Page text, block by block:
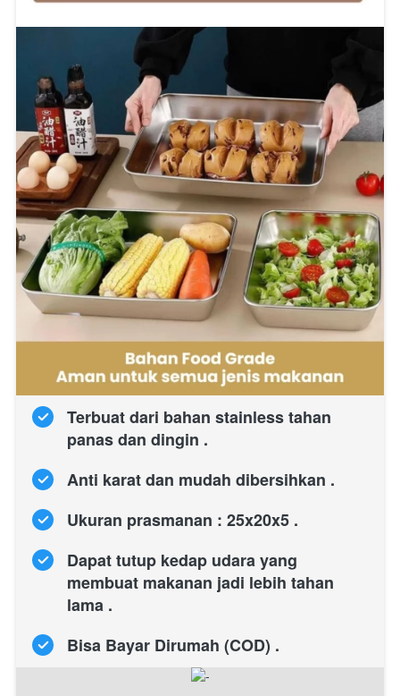
Terbuat dari bahan stainless tahan
panas dan dingin .
Anti karat dan mudah dibersihkan .
Ukuran prasmanan : 25x20x5 .
Dapat tutup kedap udara yang
membuat makanan jadi lebih tahan
lama .
Bisa Bayar Dirumah (COD) .